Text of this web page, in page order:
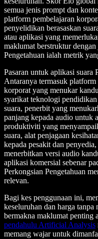
semua jenis prompt dan
platform pembelajaran
penyelidikan berasaskan
atau aplikasi yang
maklumat berstruktur
Pengetahuan ialah metrik
Pasaran untuk aplikasi suara
Antaranya termasuk
korporat yang menukar
syarikat teknologi
suara, penerbit yang
panjang kepada audio untuk
produktiviti yang
suara, alat penjagaan
kepada pesakit dan
menerbitkan versi audio
aplikasi komersial sebenar
Perkongsian Pengetahuan
relevan.
Bagi kes penggunaan ini,
keseluruhan dan harga
bermakna maklumat penting
pendahulu Artificial Analysis
memang wajar untuk